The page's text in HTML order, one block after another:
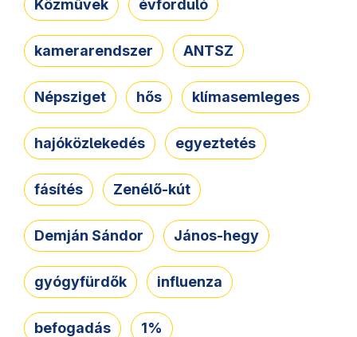
Közművek évforduló
kamerarendszer ANTSZ
Népsziget hős klímasemleges
hajóközlekedés egyeztetés
fásítés Zenélő-kút
Demján Sándor János-hegy
gyógyfürdők influenza
befogadás 1%